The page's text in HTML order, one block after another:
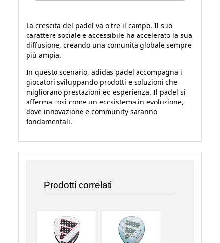
La crescita del padel va oltre il campo. Il suo
carattere sociale e accessibile ha accelerato la sua
diffusione, creando una comunità globale sempre
più ampia.
In questo scenario, adidas padel accompagna i
giocatori sviluppando prodotti e soluzioni che
migliorano prestazioni ed esperienza. Il padel si
afferma così come un ecosistema in evoluzione,
dove innovazione e community saranno
fondamentali.
Prodotti correlati